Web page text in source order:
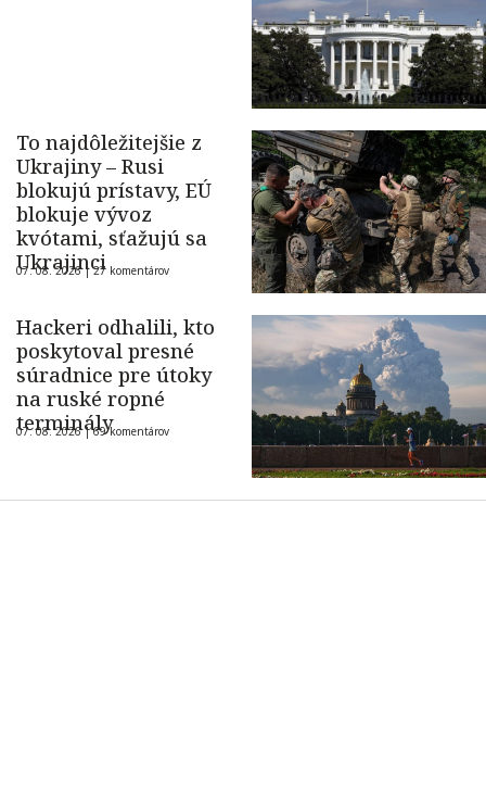
To najdôležitejšie z
Ukrajiny – Rusi
blokujú prístavy, EÚ
blokuje vývoz
kvótami, sťažujú sa
Ukrajinci
07. 08. 2026 |27 komentárov
Hackeri odhalili, kto
poskytoval presné
súradnice pre útoky
na ruské ropné
terminály
07. 08. 2026 |69 komentárov